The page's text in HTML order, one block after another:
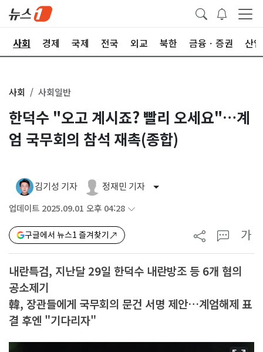
사회 경제 국제 전국 외교 북한 금융ㆍ증권 산업
사회 사회일반
한덕수 "오고 계시죠? 빨리 오세요"…계
엄 국무회의 참석 재촉(종합)
김기성 기자 정재민 기자
업데이트 2025.09.01 오후 04:28
구글에서 뉴스1 즐겨찾기 가
내란특검, 지난달 29일 한덕수 내란방조 등 6개 혐의
공소제기
韓, 장관들에게 국무회의 문건 서명 제안…계엄해제 표
결 후엔 "기다리자"